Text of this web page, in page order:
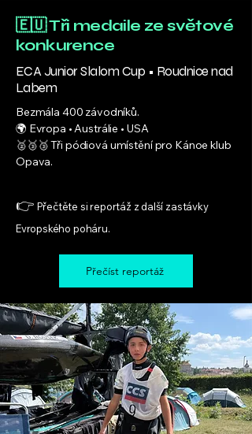
🇪🇺 Tři medaile ze světové
konkurence
ECA Junior Slalom Cup • Roudnice nad
Labem
Bezmála 400 závodníků.
🌍 Evropa • Austrálie • USA
🥈🥉🥉 Tři pódiová umístění pro Kánoe klub
Opava.
👉 Přečtěte si reportáž z další zastávky
Evropského poháru.
Přečíst reportáž